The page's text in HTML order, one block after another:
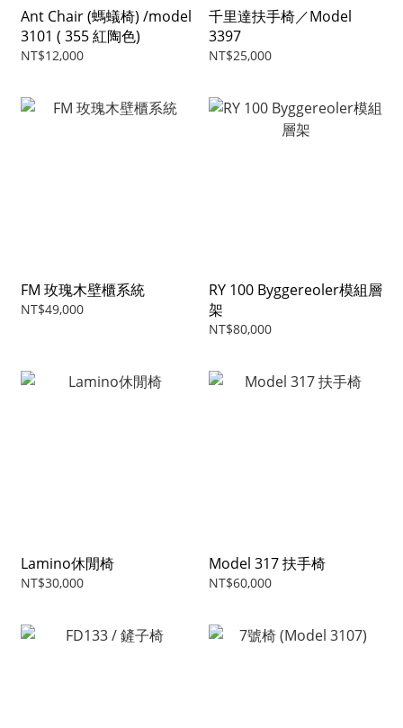
Ant Chair (螞蟻椅) /model
3101 ( 355 紅陶色)
NT$12,000
千里達扶手椅／Model
3397
NT$25,000
FM 玫瑰木壁櫃系統
NT$49,000
RY 100 Byggereoler模組層
架
NT$80,000
Lamino休閒椅
NT$30,000
Model 317 扶手椅
NT$60,000